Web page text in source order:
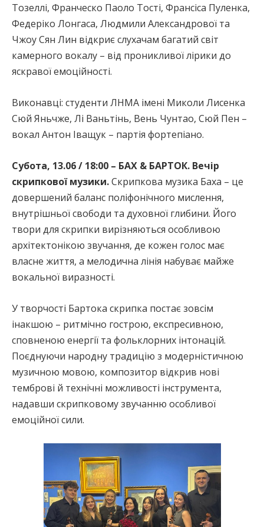
Тозеллі, Франческо Паоло Тості, Франсіса Пуленка,
Федеріко Лонгаса, Людмили Александрової та
Чжоу Сян Лин відкриє слухачам багатий світ
камерного вокалу – від проникливої лірики до
яскравої емоційності.
Виконавці: студенти ЛНМА імені Миколи Лисенка
Сюй Яньчже, Лі Ваньтінь, Вень Чунтао, Сюй Пен –
вокал Антон Іващук – партія фортепіано.
Субота, 13.06 / 18:00 – БАХ & БАРТОК. Вечір
скрипкової музики.Скрипкова музика Баха – це
довершений баланс поліфонічного мислення,
внутрішньої свободи та духовної глибини. Його
твори для скрипки вирізняються особливою
архітектонікою звучання, де кожен голос має
власне життя, а мелодична лінія набуває майже
вокальної виразності.
У творчості Бартока скрипка постає зовсім
інакшою – ритмічно гострою, експресивною,
сповненою енергії та фольклорних інтонацій.
Поєднуючи народну традицію з модерністичною
музичною мовою, композитор відкрив нові
темброві й технічні можливості інструмента,
надавши скрипковому звучанню особливої
емоційної сили.